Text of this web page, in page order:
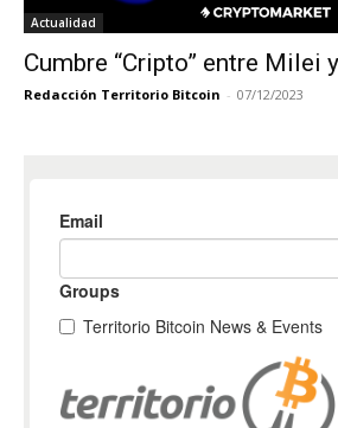
Actualidad
Cumbre “Cripto” entre Milei
Redacción Territorio Bitcoin - 07/12/2023